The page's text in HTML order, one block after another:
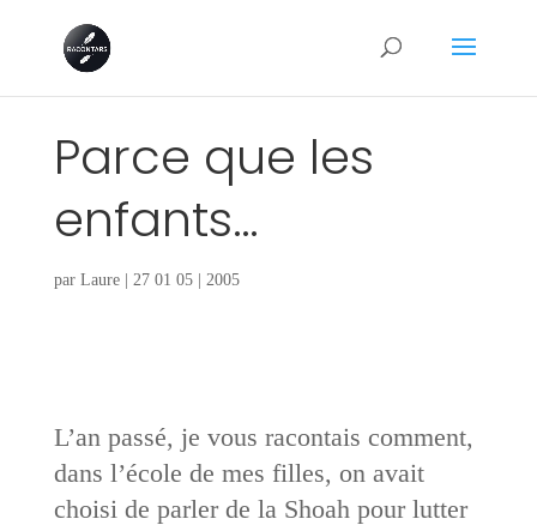
Parce que les
enfants…
par Laure| 27 01 05| 2005
L’an passé, je vous racontais comment,
dans l’école de mes filles, on avait
choisi de parler de la Shoah pour lutter